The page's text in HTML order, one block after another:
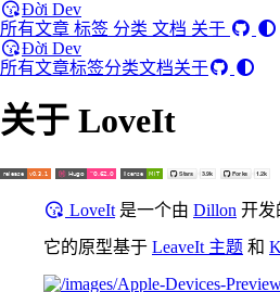
Đời Dev
所有文章 标签 分类 文档 关于
Đời Dev
所有文章标签分类文档关于
关于 LoveIt
LoveIt 是一个由 Dillon 开发
它的原型基于 LeaveIt 主题 和